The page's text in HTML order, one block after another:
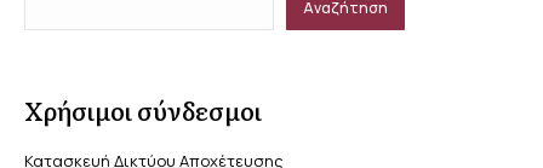
Αναζήτηση
Χρήσιμοι σύνδεσμοι
Κατασκευή Δικτύου Αποχέτευσης